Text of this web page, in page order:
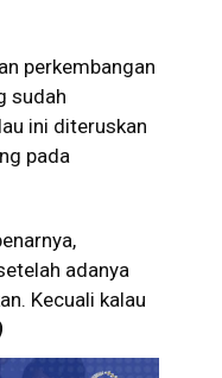
perkembangan
sudah
ini diteruskan
pada
adanya
Kecuali kalau